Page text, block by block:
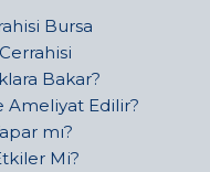
Bursa
Bakar?
Ameliyat Edilir?
mı?
Mi?